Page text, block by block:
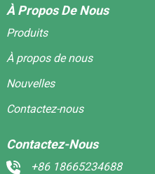
À Propos De Nous
Produits
À propos de nous
Nouvelles
Contactez-nous
Contactez-Nous
+86 18665234688